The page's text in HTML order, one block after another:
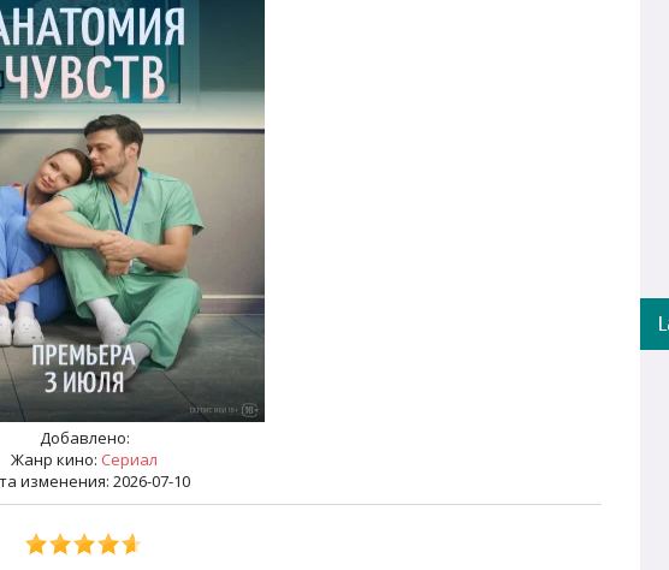
Добавлено:
Жанр кино: Сериал
изменения: 2026-07-10